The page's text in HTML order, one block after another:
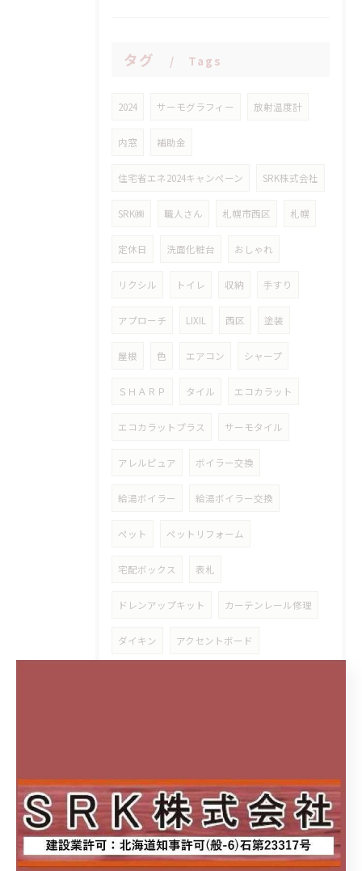
タグ Tags
2024 サーモグラフィー 放射温度計
内窓 補助金
住宅省エネ2024キャンペーン SRK株式会社
SRK㈱ 職人さん 札幌市西区 札幌
定休日 洗面化粧台 おしゃれ
リクシル トイレ 収納 手すり
アプローチ LIXIL 西区 塗装
屋根 色 エアコン シャープ
ＳＨＡＲＰ タイル エコカラット
エコカラットプラス サーモタイル
アレルピュア ボイラー交換
給湯ボイラー 給湯ボイラー交換
ペット ペットリフォーム
宅配ボックス 表札
ドレンアップキット カーテンレール修理
ダイキン アクセントボード
アクセントクロス サティス サティスS
メラミン化粧板 キッチンパネル
セラール ココデリフォーム八軒